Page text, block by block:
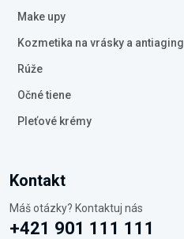
Make upy
Kozmetika na vrásky a antiaging
Rúže
Očné tiene
Pleťové krémy
Kontakt
Máš otázky? Kontaktuj nás
+421 901 111 111